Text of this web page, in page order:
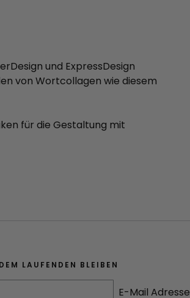
und ExpressDesign
von Wortcollagen wie diesem
für die Gestaltung mit
LAUFENDEN BLEIBEN
E-Mail Adresse